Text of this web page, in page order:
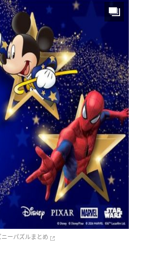
ーパズルまとめ